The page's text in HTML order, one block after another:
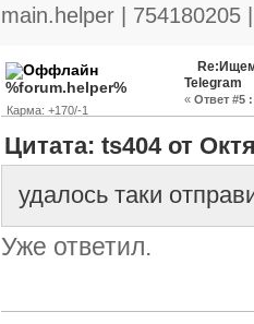
main.helper |
%forum.helper%
Карма: +170/-1
Telegram
« Ответ #5 :
Цитата: ts404 от
удалось таки
Уже ответил.